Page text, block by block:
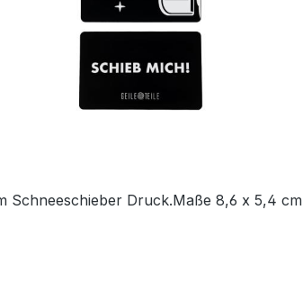
Schneeschieber Druck.Maße 8,6 x 5,4 cm